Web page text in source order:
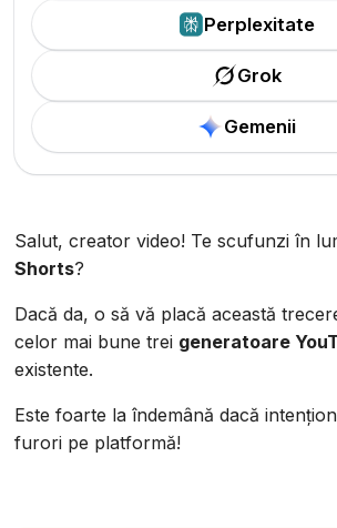
Perplexitate
Grok
Gemenii
Salut, creator video! Te scufunzi în
Shorts?
Dacă da, o să vă placă această
celor mai bune trei generatoare
existente.
Este foarte la îndemână dacă
furori pe platformă!